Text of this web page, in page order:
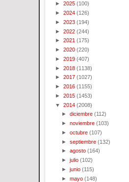
► 2025 (100)
► 2024 (126)
► 2023 (194)
► 2022 (244)
► 2021 (175)
► 2020 (220)
► 2019 (407)
► 2018 (1138)
► 2017 (1027)
► 2016 (1155)
► 2015 (1453)
▼ 2014 (2008)
►diciembre (112)
►noviembre (103)
►octubre (107)
►septiembre (132)
►agosto (164)
►julio (102)
►junio (115)
►mayo (148)